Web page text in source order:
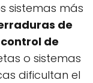
sistemas más
de
control de
o sistemas
dificultan el